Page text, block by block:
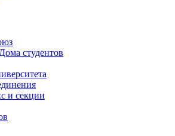
студентов
и секции